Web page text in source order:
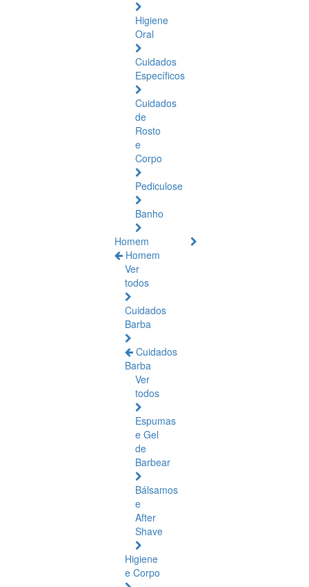
Higiene
Oral
Cuidados
Específicos
Cuidados
de
Rosto
e
Corpo
Pediculose
Banho
Homem
Homem
Ver
todos
Cuidados
Barba
Cuidados
Barba
Ver
todos
Espumas
e Gel
de
Barbear
Bálsamos
e
After
Shave
Higiene
e Corpo